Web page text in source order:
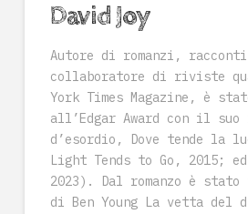
David Joy
Autore di romanzi,
collaboratore di riviste
York Times Magazine, è
all’Edgar Award con il suo
d’esordio, Dove tende la
Light Tends to Go, 2015;
2023). Dal romanzo è
di Ben Young La vetta del